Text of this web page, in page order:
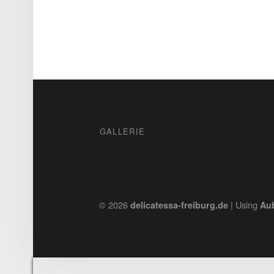
FOOTER SIDEBAR
GALLERIE
© 2026 delicatessa-freiburg.de | Using